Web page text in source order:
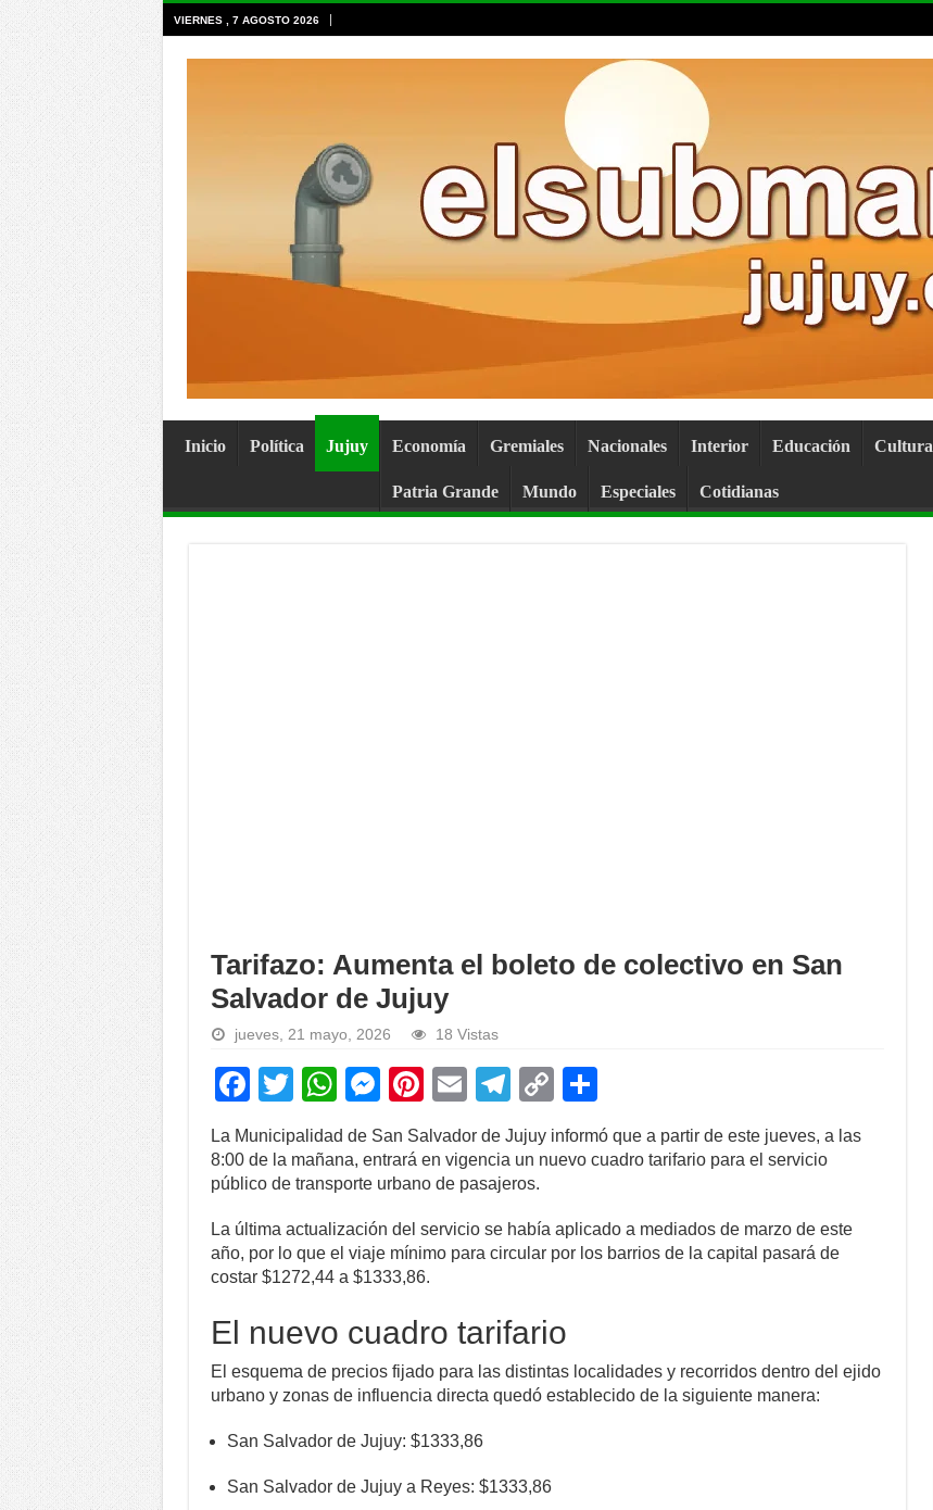
VIERNES , 7 AGOSTO 2026
Inicio Política Jujuy Economía Gremiales Nacionales Interior Educación Cultura
Patria Grande Mundo Especiales Cotidianas
Tarifazo: Aumenta el boleto de colectivo en San
Salvador de Jujuy
jueves, 21 mayo, 2026 18 Vistas
F
c
e
b
o
o
k
T
wi
tt
er
W
h
at
s
A
p
p
M
e
ss
e
n
g
er
Pi
nt
er
e
st
E
m
ail
T
el
e
gr
a
m
C
o
p
Li
n
h
ar
La Municipalidad de San Salvador de Jujuy informó que a partir de este jueves, a las
8:00 de la mañana, entrará en vigencia un nuevo cuadro tarifario para el servicio
público de transporte urbano de pasajeros.
La última actualización del servicio se había aplicado a mediados de marzo de este
año, por lo que el viaje mínimo para circular por los barrios de la capital pasará de
costar $1272,44 a $1333,86.
El nuevo cuadro tarifario
El esquema de precios fijado para las distintas localidades y recorridos dentro del ejido
urbano y zonas de influencia directa quedó establecido de la siguiente manera:
San Salvador de Jujuy: $1333,86
San Salvador de Jujuy a Reyes: $1333,86